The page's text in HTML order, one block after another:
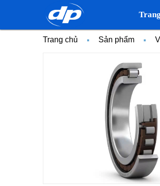
Trang chủ Sản phẩm